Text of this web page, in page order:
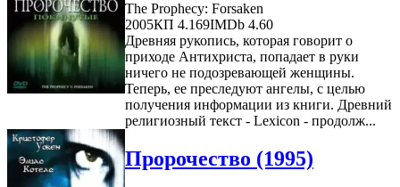
The Prophecy: Forsaken
2005КП 4.169IMDb 4.60
Древняя рукопись, которая говорит о
приходе Антихриста, попадает в руки
ничего не подозревающей женщины.
Теперь, ее преследуют ангелы, с целью
получения информации из книги. Древний
религиозный текст - Lexicon - продолж...
Пророчество (1995)